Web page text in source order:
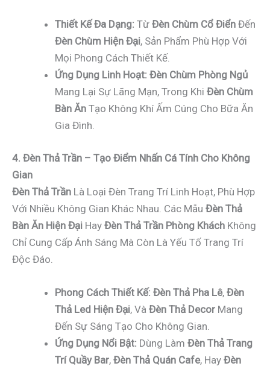
Thiết Kế Đa Dạng: Từ Đèn Chùm Cổ Điển Đến
Đèn Chùm Hiện Đại, Sản Phẩm Phù Hợp Với
Mọi Phong Cách Thiết Kế.
Ứng Dụng Linh Hoạt: Đèn Chùm Phòng Ngủ
Mang Lại Sự Lãng Mạn, Trong Khi Đèn Chùm
Bàn Ăn Tạo Không Khí Ấm Cúng Cho Bữa Ăn
Gia Đình.
4. Đèn Thả Trần – Tạo Điểm Nhấn Cá Tính Cho Không
Gian
Đèn Thả Trần Là Loại Đèn Trang Trí Linh Hoạt, Phù Hợp
Với Nhiều Không Gian Khác Nhau. Các Mẫu Đèn Thả
Bàn Ăn Hiện Đại Hay Đèn Thả Trần Phòng Khách Không
Chỉ Cung Cấp Ánh Sáng Mà Còn Là Yếu Tố Trang Trí
Độc Đáo.
Phong Cách Thiết Kế: Đèn Thả Pha Lê, Đèn
Thả Led Hiện Đại, Và Đèn Thả Decor Mang
Đến Sự Sáng Tạo Cho Không Gian.
Ứng Dụng Nổi Bật: Dùng Làm Đèn Thả Trang
Trí Quầy Bar, Đèn Thả Quán Cafe, Hay Đèn